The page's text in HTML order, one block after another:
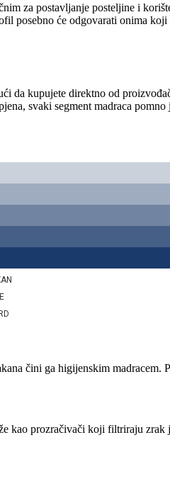
za postavljanje posteljine i
posebno će odgovarati onima
kupujete direktno od
svaki segment madraca
čini ga higijenskim madracem.
kao prozračivači koji filtriraju